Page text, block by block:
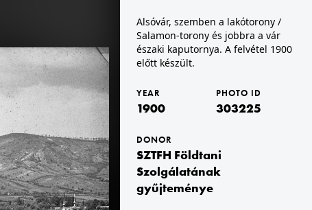
borospincék a mai Gida utca körül. A felvétel 1900 előtt készült.
1900
A felvétel 1900 előtt készült.
Alsóvár, szemben a lakótorony /
Salamon-torony és jobbra a vár
északi kaputornya. A felvétel 1900
előtt készült.
YEAR
1900
PHOTO ID
303225
DONOR
SZTFH Földtani
Szolgálatának
gyűjteménye